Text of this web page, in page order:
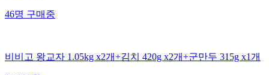
46명구매중
비비고 왕교자 1.05kg x2개+김치 420g x2개+군만두 315g x1개